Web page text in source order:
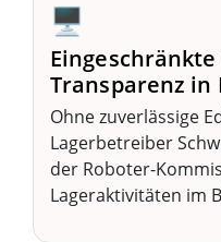
🖥️
Transparenz in
Ohne zuverlässige
Lagerbetreiber
der Roboter-
Lageraktivitäten im